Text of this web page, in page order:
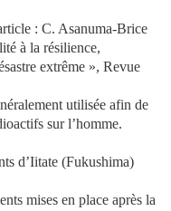
: C. Asanuma-Brice
à la résilience,
extrême », Revue
utilisée afin de
sur l’homme.
d’Iitate (Fukushima)
mises en place après la